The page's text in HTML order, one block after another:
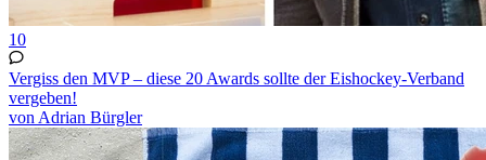
10
Vergiss den MVP – diese 20 Awards sollte der Eishockey-Verband
vergeben!
von Adrian Bürgler